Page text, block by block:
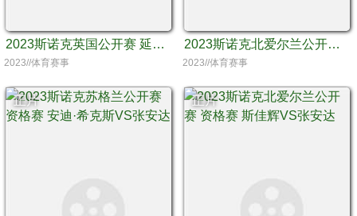
2023斯诺克英国公开赛 延期资格赛 约翰·希金斯VS龙泽煌
2023//体育赛事
2023斯诺克北爱尔兰公开赛 资格赛 安迪·希克斯VS江俊
2023//体育赛事
正片 正片